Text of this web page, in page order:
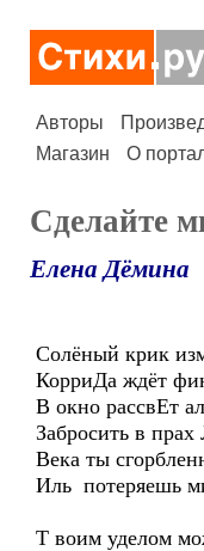
Авторы
Магазин
О
Сделайте
Елена Дёмина
Солёный крик
КорриДа ждёт
В окно рассвЕт
Забросить в
Века ты
Иль потеряешь
Т воим уделом